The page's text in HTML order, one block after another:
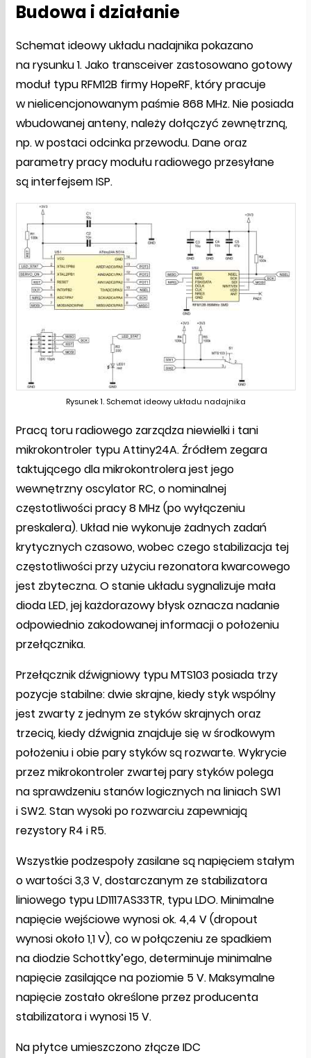
Budowa i działanie
Schemat ideowy układu nadajnika pokazano
na rysunku 1. Jako transceiver zastosowano gotowy
moduł typu RFM12B firmy HopeRF, który pracuje
w nielicencjonowanym paśmie 868 MHz. Nie posiada
wbudowanej anteny, należy dołączyć zewnętrzną,
np. w postaci odcinka przewodu. Dane oraz
parametry pracy modułu radiowego przesyłane
są interfejsem ISP.
Rysunek 1. Schemat ideowy układu nadajnika
Pracą toru radiowego zarządza niewielki i tani
mikrokontroler typu Attiny24A. Źródłem zegara
taktującego dla mikrokontrolera jest jego
wewnętrzny oscylator RC, o nominalnej
częstotliwości pracy 8 MHz (po wyłączeniu
preskalera). Układ nie wykonuje żadnych zadań
krytycznych czasowo, wobec czego stabilizacja tej
częstotliwości przy użyciu rezonatora kwarcowego
jest zbyteczna. O stanie układu sygnalizuje mała
dioda LED, jej każdorazowy błysk oznacza nadanie
odpowiednio zakodowanej informacji o położeniu
przełącznika.
Przełącznik dźwigniowy typu MTS103 posiada trzy
pozycje stabilne: dwie skrajne, kiedy styk wspólny
jest zwarty z jednym ze styków skrajnych oraz
trzecią, kiedy dźwignia znajduje się w środkowym
położeniu i obie pary styków są rozwarte. Wykrycie
przez mikrokontroler zwartej pary styków polega
na sprawdzeniu stanów logicznych na liniach SW1
i SW2. Stan wysoki po rozwarciu zapewniają
rezystory R4 i R5.
Wszystkie podzespoły zasilane są napięciem stałym
o wartości 3,3 V, dostarczanym ze stabilizatora
liniowego typu LD1117AS33TR, typu LDO. Minimalne
napięcie wejściowe wynosi ok. 4,4 V (dropout
wynosi około 1,1 V), co w połączeniu ze spadkiem
na diodzie Schottky’ego, determinuje minimalne
napięcie zasilające na poziomie 5 V. Maksymalne
napięcie zostało określone przez producenta
stabilizatora i wynosi 15 V.
Na płytce umieszczono złącze IDC